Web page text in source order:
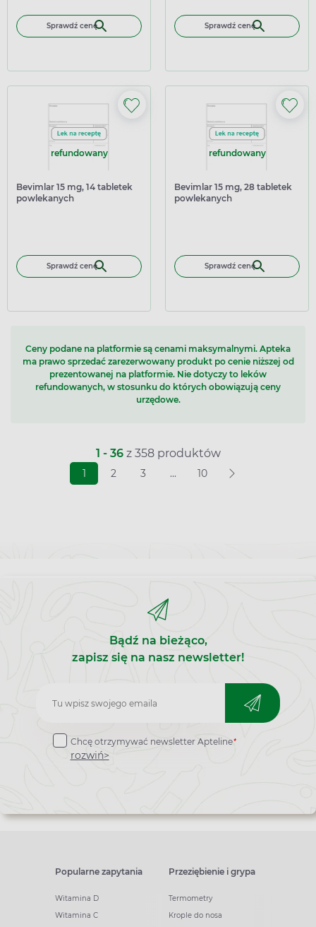
Sprawdź cenę Sprawdź cenę
refundowany
Bevimlar 15 mg, 14 tabletek
powlekanych
Sprawdź cenę
refundowany
Bevimlar 15 mg, 28 tabletek
powlekanych
Sprawdź cenę
Ceny podane na platformie są cenami maksymalnymi. Apteka
ma prawo sprzedać zarezerwowany produkt po cenie niższej od
prezentowanej na platformie. Nie dotyczy to leków
refundowanych, w stosunku do których obowiązują ceny
urzędowe.
1 - 36z 358 produktów
1 2 3 ... 10
Bądź na bieżąco,
zapisz się na nasz newsletter!
Zapisz
do
newslettera
Chcę otrzymywać newsletter Apteline*
rozwiń>
Popularne zapytania
Witamina D
Witamina C
Przeziębienie i grypa
Termometry
Krople do nosa